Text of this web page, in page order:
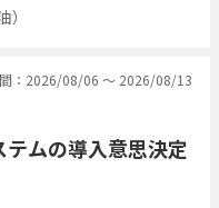
：2026/08/06 〜 2026/08/13
ムの導入意思決定